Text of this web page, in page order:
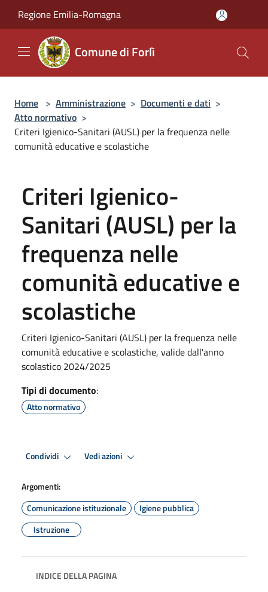
Regione Emilia-Romagna
Comune di Forlì
Home > Amministrazione > Documenti e dati >
Atto normativo >
Criteri Igienico-Sanitari (AUSL) per la frequenza nelle
comunità educative e scolastiche
Criteri Igienico-
Sanitari (AUSL) per la
frequenza nelle
comunità educative e
scolastiche
Criteri Igienico-Sanitari (AUSL) per la frequenza nelle
comunità educative e scolastiche, valide dall'anno
scolastico 2024/2025
Tipi di documento:
Atto normativo
Condividi Vedi azioni
Argomenti:
Comunicazione istituzionale
Igiene pubblica
Istruzione
INDICE DELLA PAGINA